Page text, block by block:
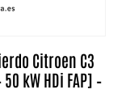
Citroen C3
kW HDi FAP] –